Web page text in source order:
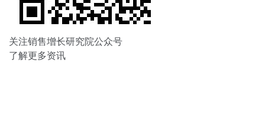
关注销售增长研究院公众号
了解更多资讯